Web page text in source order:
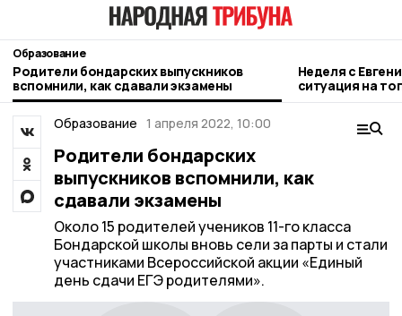
Образование
Родители бондарских выпускников
вспомнили, как сдавали экзамены
Неделя с
ситуация на
городе и
Образование 1 апреля 2022, 10:00
Родители бондарских
выпускников вспомнили, как
сдавали экзамены
Около 15 родителей учеников 11-го класса
Бондарской школы вновь сели за парты и стали
участниками Всероссийской акции «Единый
день сдачи ЕГЭ родителями».